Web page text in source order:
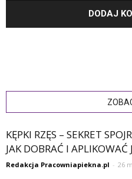
KĘPKI RZĘS – SEKRET
JAK DOBRAĆ I
Redakcja Pracowniapiekna.pl - 26